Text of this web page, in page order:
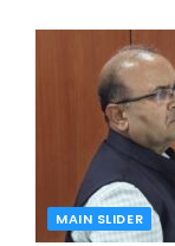
MAIN SLIDER